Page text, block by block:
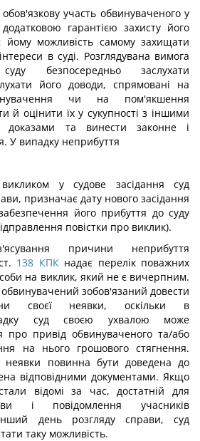
участь обвинуваченого у
гарантією захисту його
йому можливість самому захищати
в суді. Розглядувана вимога
безпосередньо заслухати
його доводи, спрямовані на
чи на пом'якшення
й оцінити їх у сукупності з іншими
доказами та винести законне і
У випадку неприбуття
у судове засідання суд
призначає дату нового засідання
його прибуття до суду
повістки про виклик).
причини неприбуття
138 КПКнадає перелік поважних
на виклик, який не є вичерпним.
зобов'язаний довести
своєї неявки, оскільки в
суд своєю ухвалою може
про привід обвинуваченого та/або
на нього грошового стягнення.
неявки повинна бути доведена до
відповідними документами. Якщо
відомі за час, достатній для
і повідомлення учасників
день розгляду справи, суд
таку можливість.